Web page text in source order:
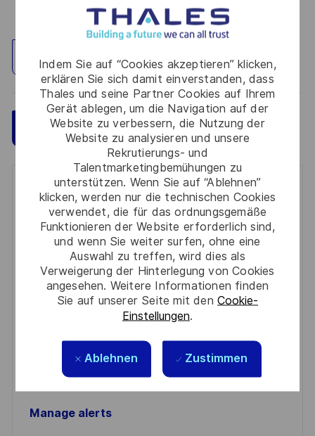
Indem Sie auf “Cookies akzeptieren” klicken,
erklären Sie sich damit einverstanden, dass
Thales und seine Partner Cookies auf Ihrem
Gerät ablegen, um die Navigation auf der
Website zu verbessern, die Nutzung der
Website zu analysieren und unsere
Rekrutierungs- und
Talentmarketingbemühungen zu
unterstützen. Wenn Sie auf “Ablehnen”
klicken, werden nur die technischen Cookies
verwendet, die für das ordnungsgemäße
Funktionieren der Website erforderlich sind,
und wenn Sie weiter surfen, ohne eine
Auswahl zu treffen, wird dies als
Verweigerung der Hinterlegung von Cookies
angesehen. Weitere Informationen finden
Sie auf unserer Seite mit den Cookie-
Einstellungen.
Ablehnen Zustimmen
Standort erkunden
Jetzt bewerben Speichern
Get notified for similar jobs
You'll receive updates once a week
Email
address
(Required)
Required
Prüfen Sie die Bedingungen für die Verarbeitung
persönlicher Daten und stimmen Sie ihnen zu
Aktivieren
Manage alerts